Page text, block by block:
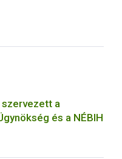
a
és a NÉBIH